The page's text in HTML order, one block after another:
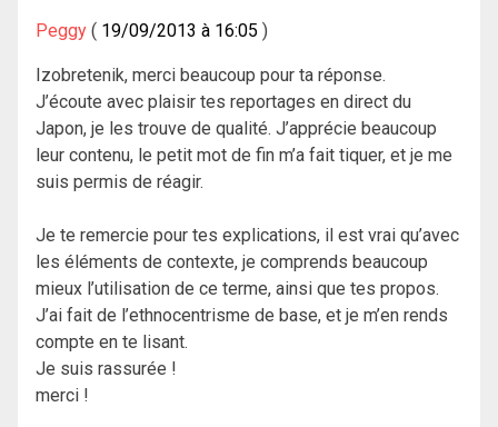
Peggy 19/09/2013 à 16:05
Izobretenik, merci beaucoup pour ta réponse.
J’écoute avec plaisir tes reportages en direct du
Japon, je les trouve de qualité. J’apprécie beaucoup
leur contenu, le petit mot de fin m’a fait tiquer, et je me
suis permis de réagir.
Je te remercie pour tes explications, il est vrai qu’avec
les éléments de contexte, je comprends beaucoup
mieux l’utilisation de ce terme, ainsi que tes propos.
J’ai fait de l’ethnocentrisme de base, et je m’en rends
compte en te lisant.
Je suis rassurée !
merci !